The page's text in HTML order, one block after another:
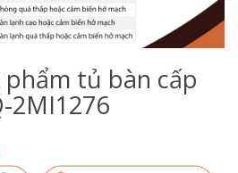
tủ bàn cấp
2MI1276